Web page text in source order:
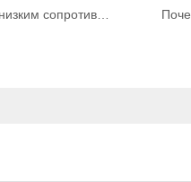
Почему дымовые фильтры с низким сопротивлением воздуху так популярны среди предприятий общественного питания?